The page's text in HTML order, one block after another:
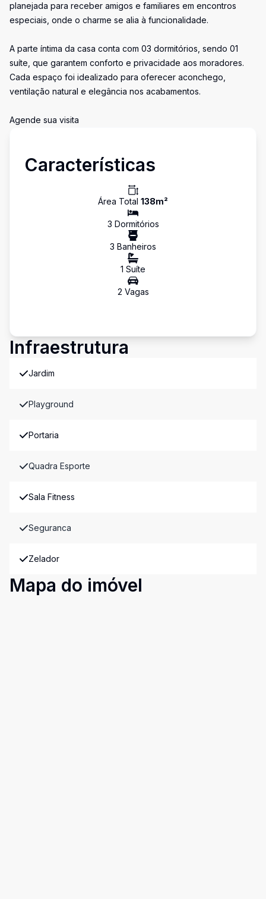
planejada para receber amigos e familiares em encontros
especiais, onde o charme se alia à funcionalidade.
A parte íntima da casa conta com 03 dormitórios, sendo 01
suíte, que garantem conforto e privacidade aos moradores.
Cada espaço foi idealizado para oferecer aconchego,
ventilação natural e elegância nos acabamentos.
Agende sua visita
Características
Área Total 138m²
3 Dormitórios
3 Banheiros
1 Suíte
2 Vagas
Infraestrutura
Jardim
Playground
Portaria
Quadra Esporte
Sala Fitness
Seguranca
Zelador
Mapa do imóvel